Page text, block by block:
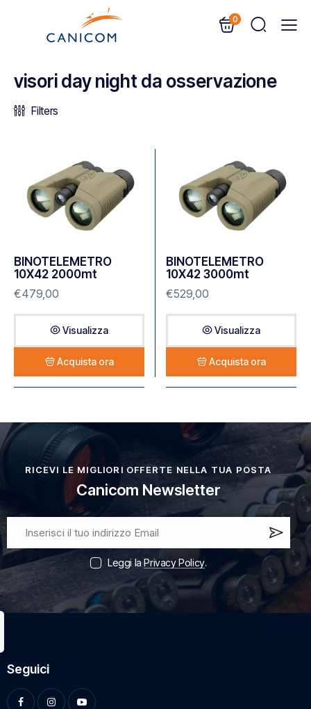
0
visori day night da osservazione
Filters
BINOTELEMETRO
10X42 2000mt
€479,00
Visualizza
Acquista ora
BINOTELEMETRO
10X42 3000mt
€529,00
Visualizza
Acquista ora
RICEVI LE MIGLIORI OFFERTE NELLA TUA POSTA
Canicom Newsletter
Iscri
vi
ora!
Leggi laPrivacy Policy.
Seguici